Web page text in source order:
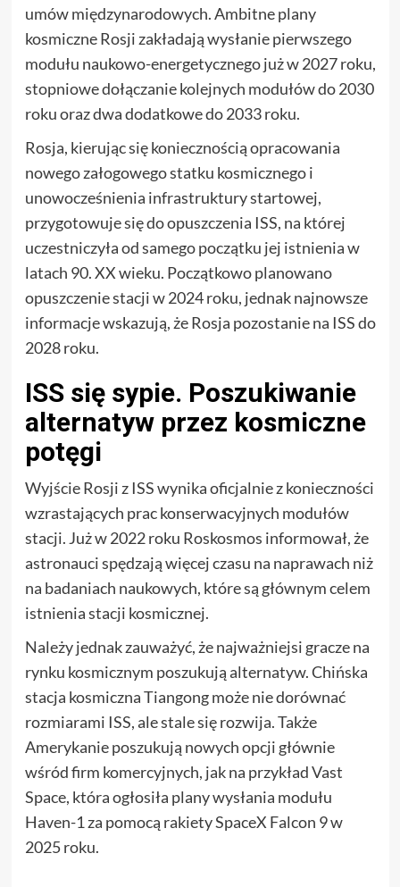
umów międzynarodowych. Ambitne plany
kosmiczne Rosji zakładają wysłanie pierwszego
modułu naukowo-energetycznego już w 2027 roku,
stopniowe dołączanie kolejnych modułów do 2030
roku oraz dwa dodatkowe do 2033 roku.
Rosja, kierując się koniecznością opracowania
nowego załogowego statku kosmicznego i
unowocześnienia infrastruktury startowej,
przygotowuje się do opuszczenia ISS, na której
uczestniczyła od samego początku jej istnienia w
latach 90. XX wieku. Początkowo planowano
opuszczenie stacji w 2024 roku, jednak najnowsze
informacje wskazują, że Rosja pozostanie na ISS do
2028 roku.
ISS się sypie. Poszukiwanie
alternatyw przez kosmiczne
potęgi
Wyjście Rosji z ISS wynika oficjalnie z konieczności
wzrastających prac konserwacyjnych modułów
stacji. Już w 2022 roku Roskosmos informował, że
astronauci spędzają więcej czasu na naprawach niż
na badaniach naukowych, które są głównym celem
istnienia stacji kosmicznej.
Należy jednak zauważyć, że najważniejsi gracze na
rynku kosmicznym poszukują alternatyw. Chińska
stacja kosmiczna Tiangong może nie dorównać
rozmiarami ISS, ale stale się rozwija. Także
Amerykanie poszukują nowych opcji głównie
wśród firm komercyjnych, jak na przykład Vast
Space, która ogłosiła plany wysłania modułu
Haven-1 za pomocą rakiety SpaceX Falcon 9 w
2025 roku.